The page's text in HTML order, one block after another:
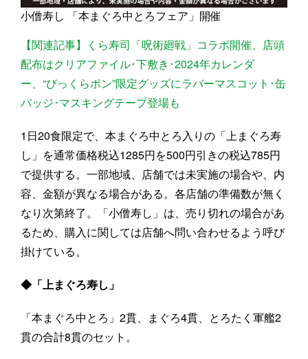
小僧寿し 「本まぐろ中とろフェア」開催
【関連記事】くら寿司「呪術廻戦」コラボ開催、店頭
配布はクリアファイル･下敷き･2024年カレンダ
ー、“びっくらポン”限定グッズにラバーマスコット･缶
バッジ･マスキングテープ登場も
1日20食限定で、本まぐろ中とろ入りの「上まぐろ寿
し」を通常価格税込1285円を500円引きの税込785円
で提供する。一部地域、店舗では未実施の場合や、内
容、金額が異なる場合がある。各店舗の準備数が無く
なり次第終了。「小僧寿し」は、売り切れの場合があ
るため、購入に関しては店舗へ問い合わせるよう呼び
掛けている。
◆「上まぐろ寿し」
「本まぐろ中とろ」2貫、まぐろ4貫、とろたく軍艦2
貫の合計8貫のセット。